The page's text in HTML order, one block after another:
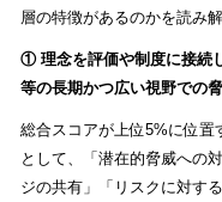
層の特徴があるのかを読み
① 理念を評価や制度に接続
等の長期かつ広い視野での
総合スコアが上位5%に位置
として、「潜在的脅威への
ジの共有」「リスクに対す